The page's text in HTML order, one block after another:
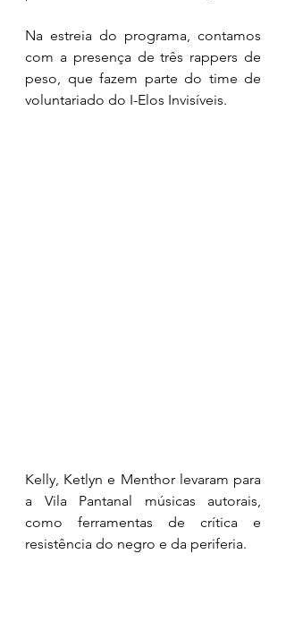
Na estreia do programa, contamos
com a presença de três rappers de
peso, que fazem parte do time de
voluntariado do I-Elos Invisíveis.
Kelly, Ketlyn e Menthor levaram para
a Vila Pantanal músicas autorais,
como ferramentas de crítica e
resistência do negro e da periferia.